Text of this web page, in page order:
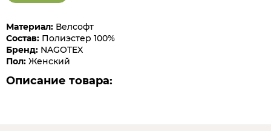
Материал: Велсофт
Состав: Полиэстер 100%
Бренд: NAGOTEX
Пол: Женский
Описание товара: